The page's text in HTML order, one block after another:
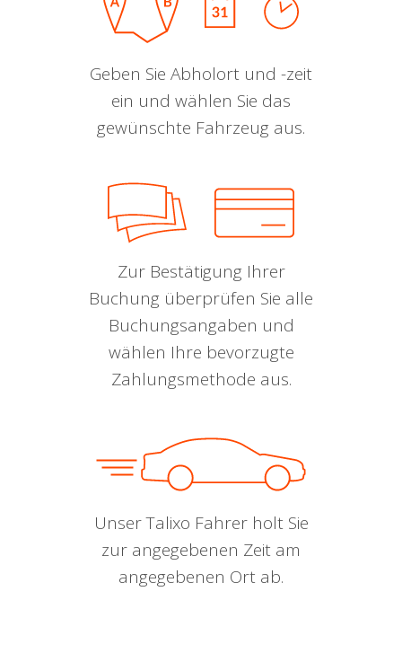
Geben Sie Abholort und -zeit
ein und wählen Sie das
gewünschte Fahrzeug aus.
Zur Bestätigung Ihrer
Buchung überprüfen Sie alle
Buchungsangaben und
wählen Ihre bevorzugte
Zahlungsmethode aus.
Unser Talixo Fahrer holt Sie
zur angegebenen Zeit am
angegebenen Ort ab.